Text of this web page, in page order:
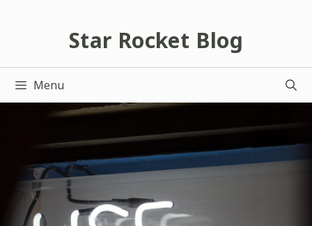
內
Star Rocket Blog
Menu